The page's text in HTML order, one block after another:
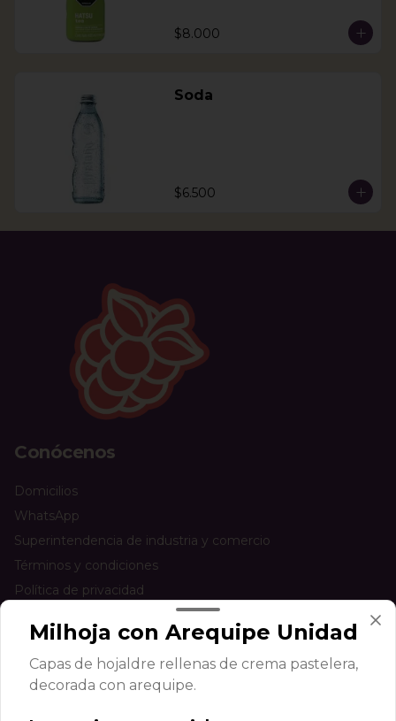
$8.000
Soda
$6.500
Conócenos
Domicilios
WhatsApp
Superintendencia de industria y comercio
Términos y condiciones
Política de privacidad
Redes sociales
Instagram
Facebook
Milhoja con Arequipe Unidad
Capas de hojaldre rellenas de crema pastelera,
decorada con arequipe.